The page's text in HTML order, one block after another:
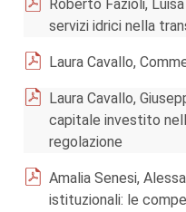
Roberto Fazioli,
servizi idrici nella
Laura Cavallo,
Laura Cavallo,
capitale investito
regolazione
Amalia Senesi,
istituzionali: le